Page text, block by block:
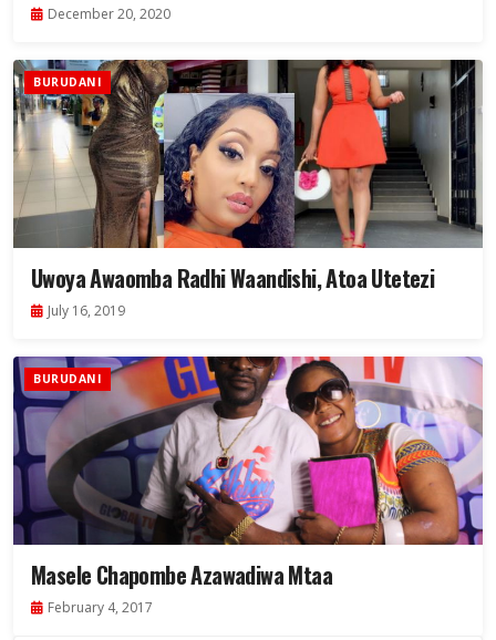
December 20, 2020
BURUDANI
Uwoya Awaomba Radhi Waandishi, Atoa Utetezi
July 16, 2019
BURUDANI
Masele Chapombe Azawadiwa Mtaa
February 4, 2017